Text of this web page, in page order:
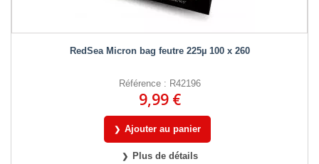
RedSea Micron bag feutre 225µ 100 x 260
Référence : R42196
9,99 €
Ajouter au panier
Plus de détails